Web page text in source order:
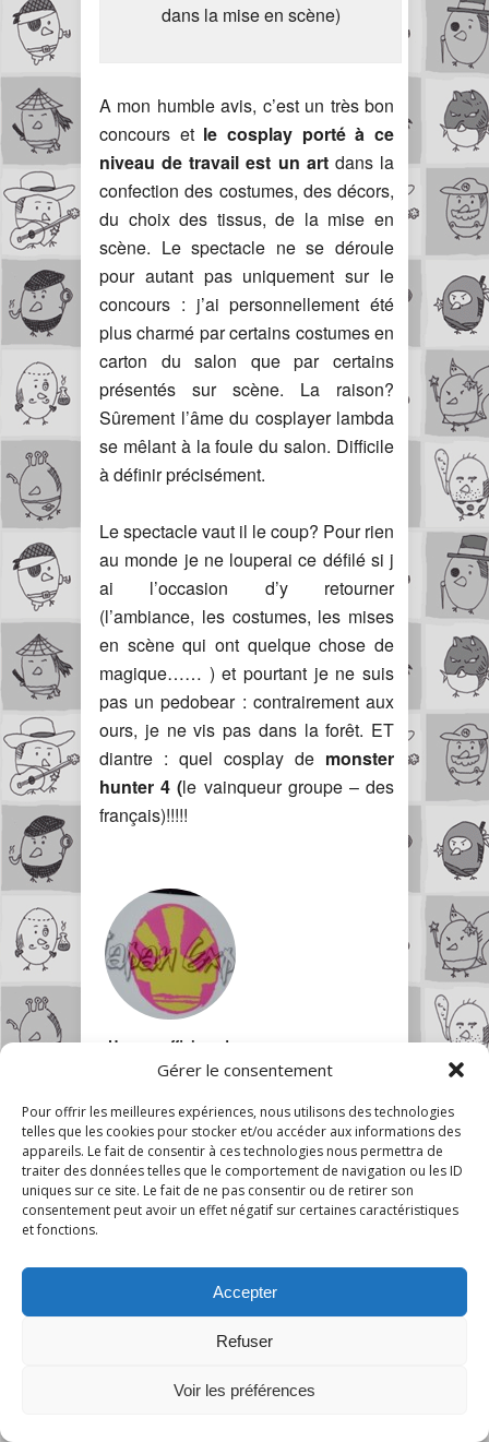
Gérer le consentement
Pour offrir les meilleures expériences, nous utilisons des technologies
telles que les cookies pour stocker et/ou accéder aux informations des
appareils. Le fait de consentir à ces technologies nous permettra de
traiter des données telles que le comportement de navigation ou les ID
uniques sur ce site. Le fait de ne pas consentir ou de retirer son
consentement peut avoir un effet négatif sur certaines caractéristiques
et fonctions.
Accepter
Refuser
Voir les préférences
dans la mise en scène)
A mon humble avis, c’est un très bon
concours et le cosplay porté à ce
niveau de travail est un artdans la
confection des costumes, des décors,
du choix des tissus, de la mise en
scène. Le spectacle ne se déroule
pour autant pas uniquement sur le
concours : j’ai personnellement été
plus charmé par certains costumes en
carton du salon que par certains
présentés sur scène. La raison?
Sûrement l’âme du cosplayer lambda
se mêlant à la foule du salon. Difficile
à définir précisément.
Le spectacle vaut il le coup? Pour rien
au monde je ne louperai ce défilé si j
ai l’occasion d’y retourner
(l’ambiance, les costumes, les mises
en scène qui ont quelque chose de
magique…… ) et pourtant je ne suis
pas un pedobear : contrairement aux
ours, je ne vis pas dans la forêt. ET
diantre : quel cosplay de monster
hunter 4 (le vainqueur groupe – des
français)!!!!!
Un ex – afficionado
à la JAPAN EXPO